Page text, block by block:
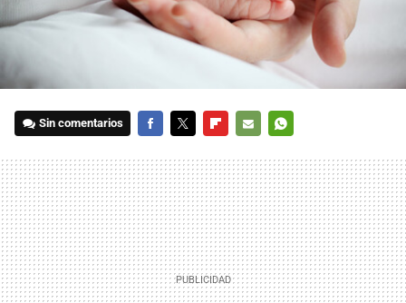
Sin comentarios
MAIL